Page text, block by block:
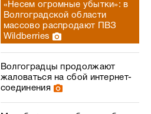
«Несем огромные убытки»: в
Волгоградской области
массово распродают ПВЗ
Wildberries
Волгоградцы продолжают
жаловаться на сбой интернет-
соединения